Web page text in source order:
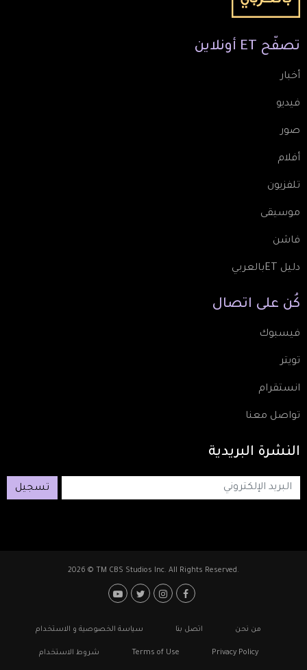
تصفّح ET أونلاين
أخبار
فيديو
صور
أفلام
تلفزيون
موسيقى
فاشن
دليل ETبالعربي
كُن على اتصال
فيسبوك
تويتر
انستقرام
تواصل معنا
النشرة البريدية
تسجيل
2026 © TM CBS Studios Inc. All Rights Reserved.
Footer: Social Media
Footerمن نحن اتصل بنا سياسة الخصوصية و الاستخدام
Privacy Policy
Terms of Use شروط الاستخدام